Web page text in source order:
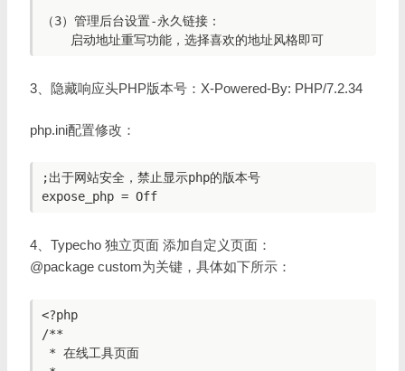
（3）管理后台设置-永久链接：
3、隐藏响应头PHP版本号：X-Powered-By: PHP/7.2.34
php.ini配置修改：
;出于网站安全，禁止显示php的版本号
4、Typecho 独立页面 添加自定义页面：
@package custom为关键，具体如下所示：
<?php
/**